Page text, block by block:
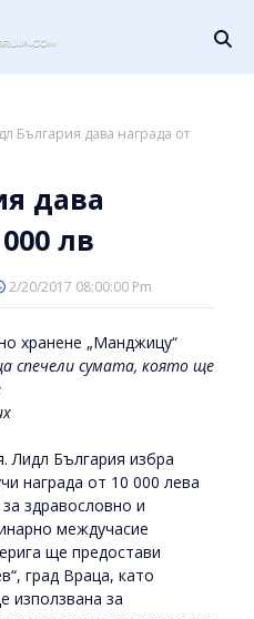
България дава награда от
дава
лв
2/20/2017 08:00:00 Pm
хранене „Манджицу“
спечели сумата, която ще
Лидл България избра
награда от 10 000 лева
здравословно и
междучасие
ще предостави
град Враца, като
използвана за